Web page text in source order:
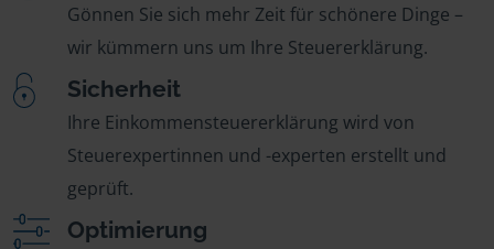
Gönnen Sie sich mehr Zeit für schönere Dinge –
wir kümmern uns um Ihre Steuererklärung.
Sicherheit
Ihre Einkommensteuererklärung wird von
Steuerexpertinnen und -experten erstellt und
geprüft.
Optimierung